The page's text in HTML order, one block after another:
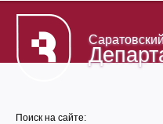
Поиск на сайте: